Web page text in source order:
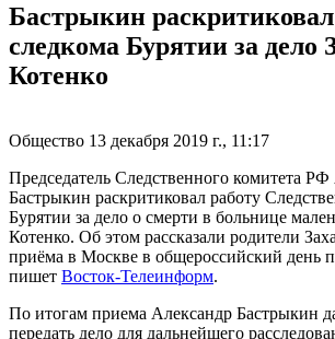
Бастрыкин
следкома Бурятии за дело
Котенко
Общество 13 декабря 2019 г., 11:17
Председатель Следственного комитета
Бастрыкин раскритиковал работу
Бурятии за дело о смерти в больнице
Котенко. Об этом рассказали родители
приёма в Москве в общероссийский день
пишет Восток-Телеинформ.
По итогам приема Александр Бастрыкин
передать дело для дальнейшего